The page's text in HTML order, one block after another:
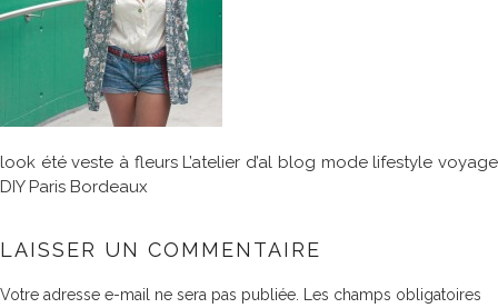
look été veste à fleurs L’atelier d’al blog mode lifestyle voyage
DIY Paris Bordeaux
LAISSER UN COMMENTAIRE
Votre adresse e-mail ne sera pas publiée.
Les champs obligatoires